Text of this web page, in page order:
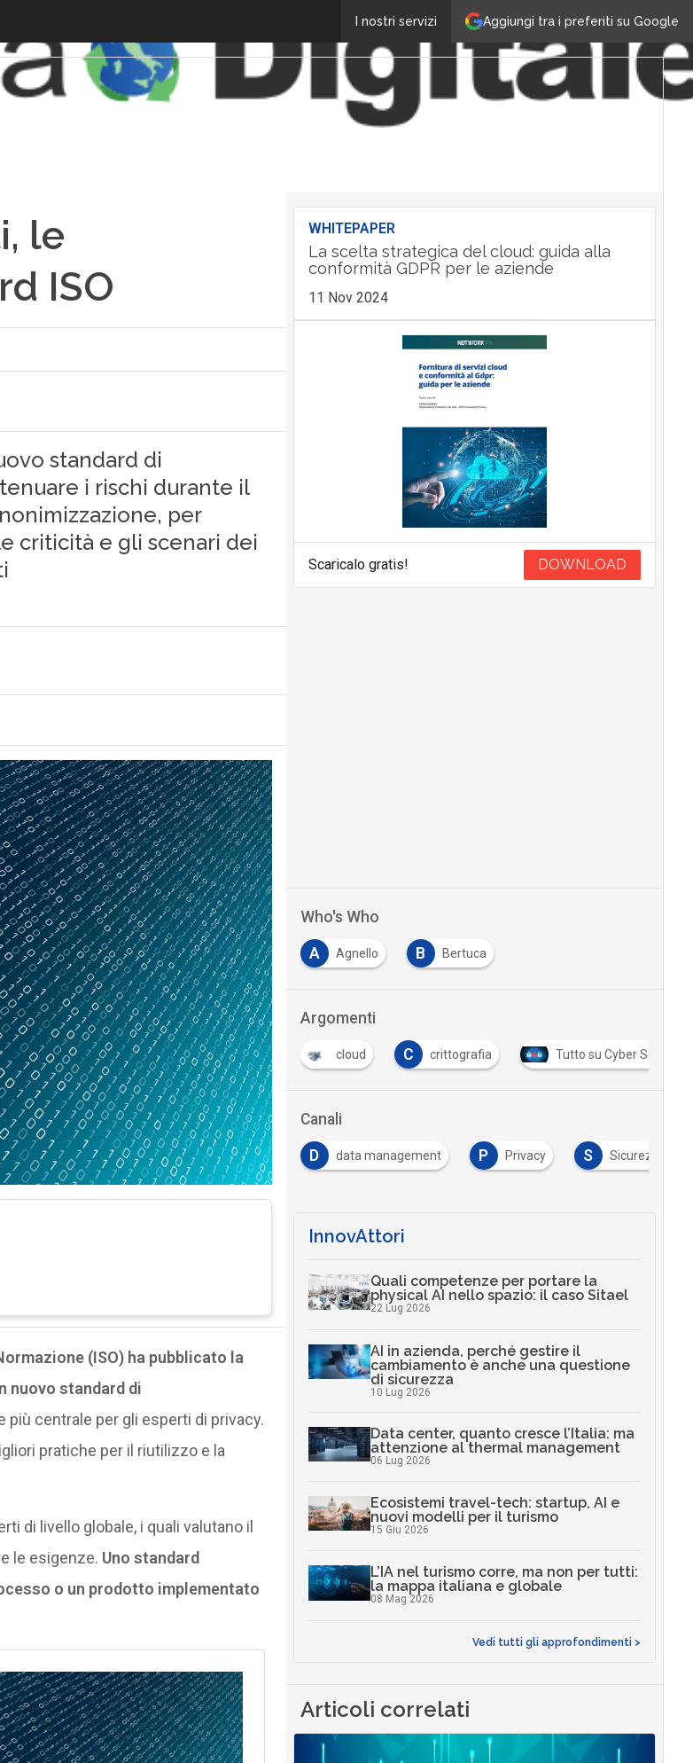
Aggiungi tra i preferiti su Google
I nostri servizi
le
ISO
standard di
i rischi durante il
per
criticità e gli scenari dei
(ISO) ha pubblicato la
nuovo standard di
più centrale per gli esperti di privacy.
pratiche per il riutilizzo e la
di livello globale, i quali valutano il
le esigenze. Uno standard
o un prodotto implementato
WHITEPAPER
La scelta strategica del cloud: guida alla
conformità GDPR per le aziende
11 Nov 2024
Scaricalo gratis! DOWNLOAD
Who's Who
A Agnello B Bertuca
Argomenti
B big data cloud C crittografia Tutto su Cyber Security
Canali
Cittadinanza digitale D data management P Privacy S Sicurezza
InnovAttori
Quali competenze per portare la
physical AI nello spazio: il caso Sitael
22 Lug 2026
AI in azienda, perché gestire il
cambiamento è anche una questione
di sicurezza
10 Lug 2026
Data center, quanto cresce l’Italia: ma
attenzione al thermal management
06 Lug 2026
Ecosistemi travel-tech: startup, AI e
nuovi modelli per il turismo
15 Giu 2026
L’IA nel turismo corre, ma non per tutti:
la mappa italiana e globale
08 Mag 2026
Vedi tutti gli approfondimenti >
Articoli correlati